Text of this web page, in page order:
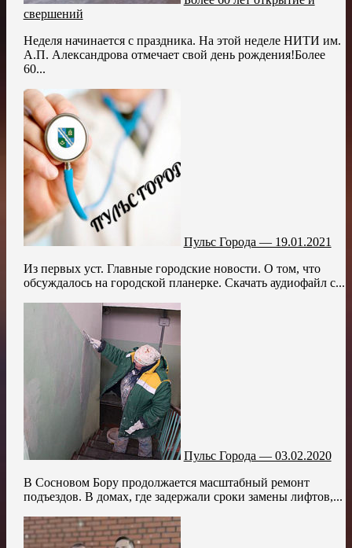
свершений
Неделя начинается с праздника. На этой неделе НИТИ им.
А.П. Александрова отмечает свой день рождения!Более
60...
Пульс Города — 19.01.2021
Из первых уст. Главные городские новости. О том, что
обсуждалось на городской планерке. Скачать аудиофайл с...
Пульс Города — 03.02.2020
В Сосновом Бору продолжается масштабный ремонт
подъездов. В домах, где задержали сроки замены лифтов,...